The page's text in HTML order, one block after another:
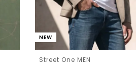
NEW
Street One MEN